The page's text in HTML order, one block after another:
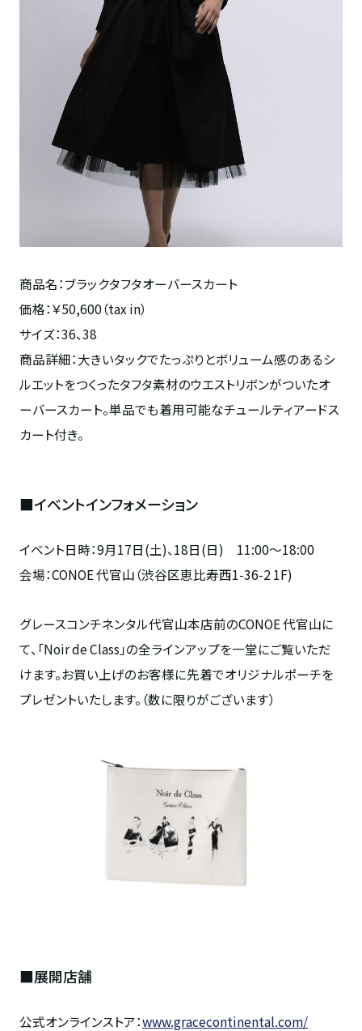
商品名：ブラックタフタオーバースカート
価格：￥50,600（tax in）
サイズ：36、38
商品詳細：大きいタックでたっぷりとボリューム感のあるシ
ルエットをつくったタフタ素材のウエストリボンがついたオ
ーバースカート。単品でも着用可能なチュールティアードス
カート付き。
■イベントインフォメーション
イベント日時：9月17日(土)、18日(日) 11:00～18:00
会場：CONOE 代官山（渋谷区恵比寿西1-36-2 1F)
グレースコンチネンタル代官山本店前のCONOE 代官山に
て、「Noir de Class」の全ラインアップを一堂にご覧いただ
けます。お買い上げのお客様に先着でオリジナルポーチを
プレゼントいたします。（数に限りがございます）
■展開店舗
公式オンラインストア：www.gracecontinental.com/